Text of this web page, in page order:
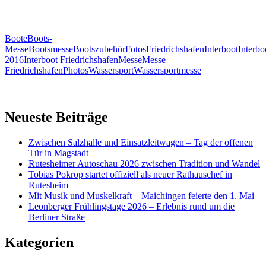
BooteBoots-
MesseBootsmesseBootszubehörFotosFriedrichshafenInterboot
2016Interboot FriedrichshafenMesseMesse
FriedrichshafenPhotosWassersportWassersportmesse
Neueste Beiträge
Zwischen Salzhalle und Einsatzleitwagen – Tag der offenen
Tür in Magstadt
Rutesheimer Autoschau 2026 zwischen Tradition und Wandel
Tobias Pokrop startet offiziell als neuer Rathauschef in
Rutesheim
Mit Musik und Muskelkraft – Maichingen feierte den 1. Mai
Leonberger Frühlingstage 2026 – Erlebnis rund um die
Berliner Straße
Kategorien